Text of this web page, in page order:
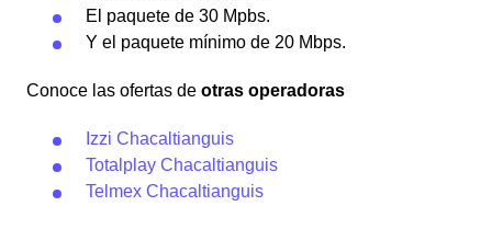
El paquete de 30 Mpbs.
Y el paquete mínimo de 20 Mbps.
Conoce las ofertas de otras operadoras
Izzi Chacaltianguis
Totalplay Chacaltianguis
Telmex Chacaltianguis